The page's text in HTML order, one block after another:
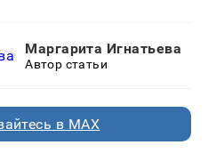
Маргарита Игнатьева
Автор статьи
в MAX